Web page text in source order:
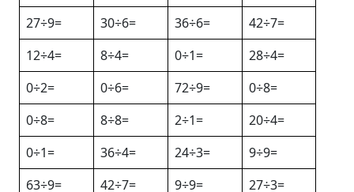
27÷9=
30÷6= 36÷6=
42÷7=
12÷4=
8÷4= 0÷1=
28÷4=
0÷2=
0÷6= 72÷9=
0÷8=
0÷8=
8÷8= 2÷1=
20÷4=
0÷1=
36÷4= 24÷3=
9÷9=
63÷9=
42÷7= 9÷9=
27÷3=